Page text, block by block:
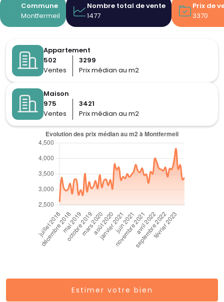
Commune
Montfermeil
Nombre total de vente
1477
Prix de
3370
Appartement
502
Ventes
3299
Prix médian au m2
Maison
975
Ventes
3421
Prix médian au m2
Estimer votre bien